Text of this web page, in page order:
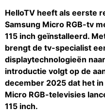
HelloTV heeft als eerste
Samsung Micro RGB-tv
115 inch geïnstalleerd.
brengt de tv-specialist
displaytechnologieën
introductie volgt op de
december 2025 dat het
Micro RGB-televisies
115 inch.